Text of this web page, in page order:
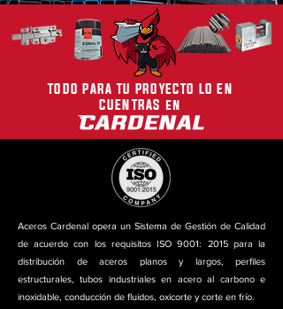
TODO PARA TU PROYECTO LO EN
CUENTRAS en
Aceros Cardenal opera un Sistema de Gestión de Calidad
de acuerdo con los requisitos ISO 9001: 2015 para la
distribución de aceros planos y largos, perfiles
estructurales, tubos industriales en acero al carbono e
inoxidable, conducción de fluidos, oxicorte y corte en frío.